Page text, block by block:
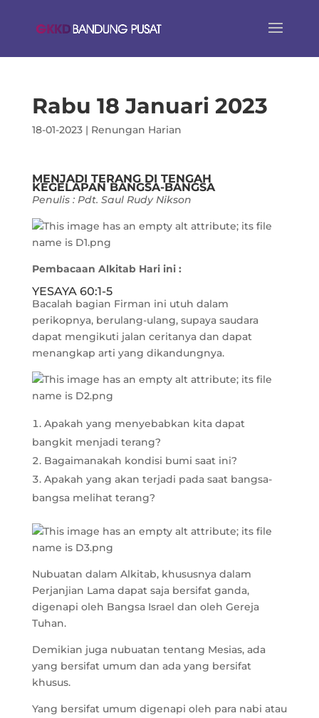
Rabu 18 Januari 2023
18-01-2023| Renungan Harian
MENJADI TERANG DI TENGAH
KEGELAPAN BANGSA-BANGSA
Penulis : Pdt. Saul Rudy Nikson
Pembacaan Alkitab Hari ini :
YESAYA 60:1-5
Bacalah bagian Firman ini utuh dalam
perikopnya, berulang-ulang, supaya saudara
dapat mengikuti jalan ceritanya dan dapat
menangkap arti yang dikandungnya.
Apakah yang menyebabkan kita dapat
bangkit menjadi terang?
Bagaimanakah kondisi bumi saat ini?
Apakah yang akan terjadi pada saat bangsa-
bangsa melihat terang?
Nubuatan dalam Alkitab, khususnya dalam
Perjanjian Lama dapat saja bersifat ganda,
digenapi oleh Bangsa Israel dan oleh Gereja
Tuhan.
Demikian juga nubuatan tentang Mesias, ada
yang bersifat umum dan ada yang bersifat
khusus.
Yang bersifat umum digenapi oleh para nabi atau